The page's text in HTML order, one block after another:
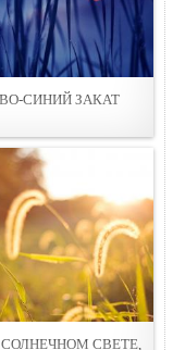
СИНИЙ ЗАКАТ
СОЛНЕЧНОМ СВЕТЕ,